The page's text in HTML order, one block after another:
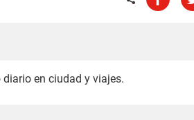
en ciudad y viajes.